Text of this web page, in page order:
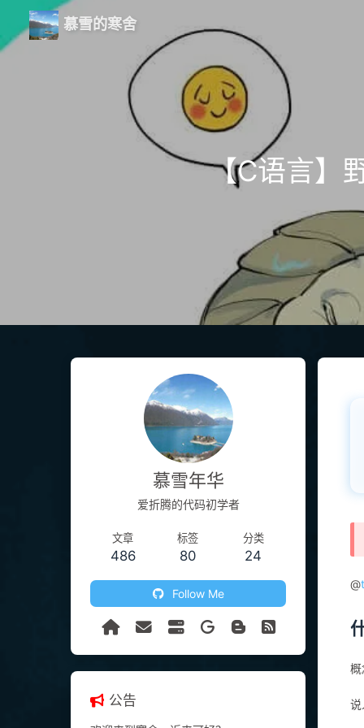
慕雪的寒舍
【C语言】
@
概
说
慕雪年华
爱折腾的代码初学者
文章
486
标签
80
分类
24
Follow Me
公告